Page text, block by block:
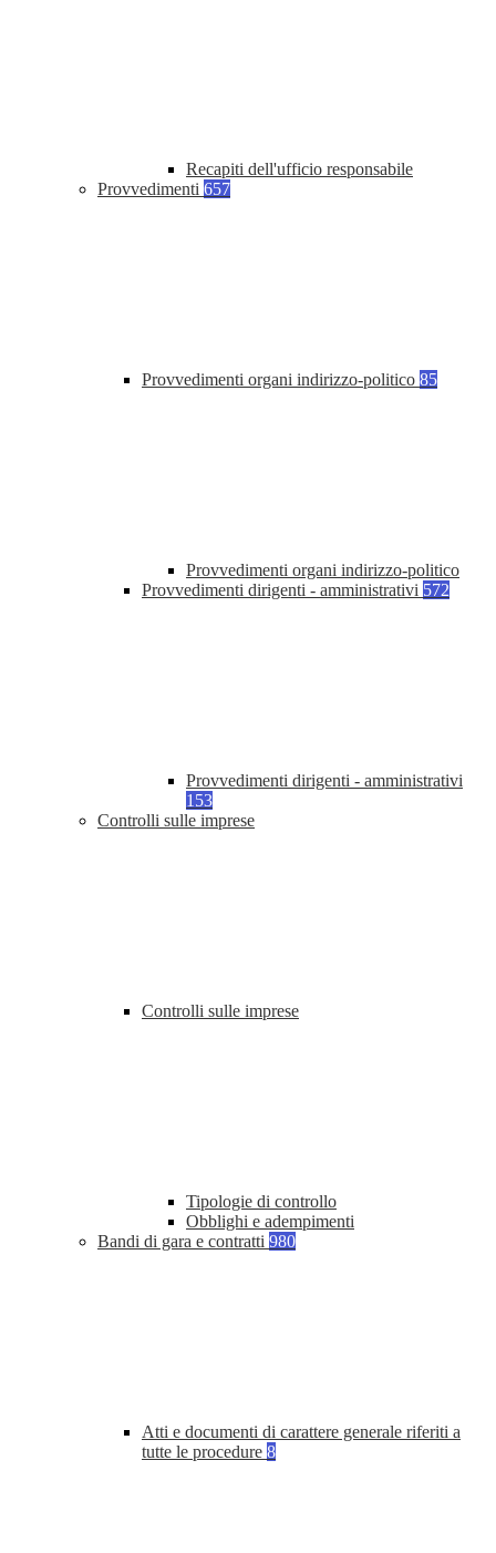
Recapiti dell'ufficio responsabile
Provvedimenti 657
Provvedimenti organi indirizzo-politico 85
Provvedimenti organi indirizzo-politico
Provvedimenti dirigenti - amministrativi 572
Provvedimenti dirigenti - amministrativi
153
Controlli sulle imprese
Controlli sulle imprese
Tipologie di controllo
Obblighi e adempimenti
Bandi di gara e contratti 980
Atti e documenti di carattere generale riferiti a
tutte le procedure 8